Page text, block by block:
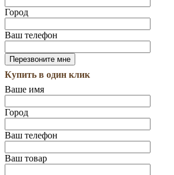
Город
Ваш телефон
Купить в один клик
Ваше имя
Город
Ваш телефон
Ваш товар